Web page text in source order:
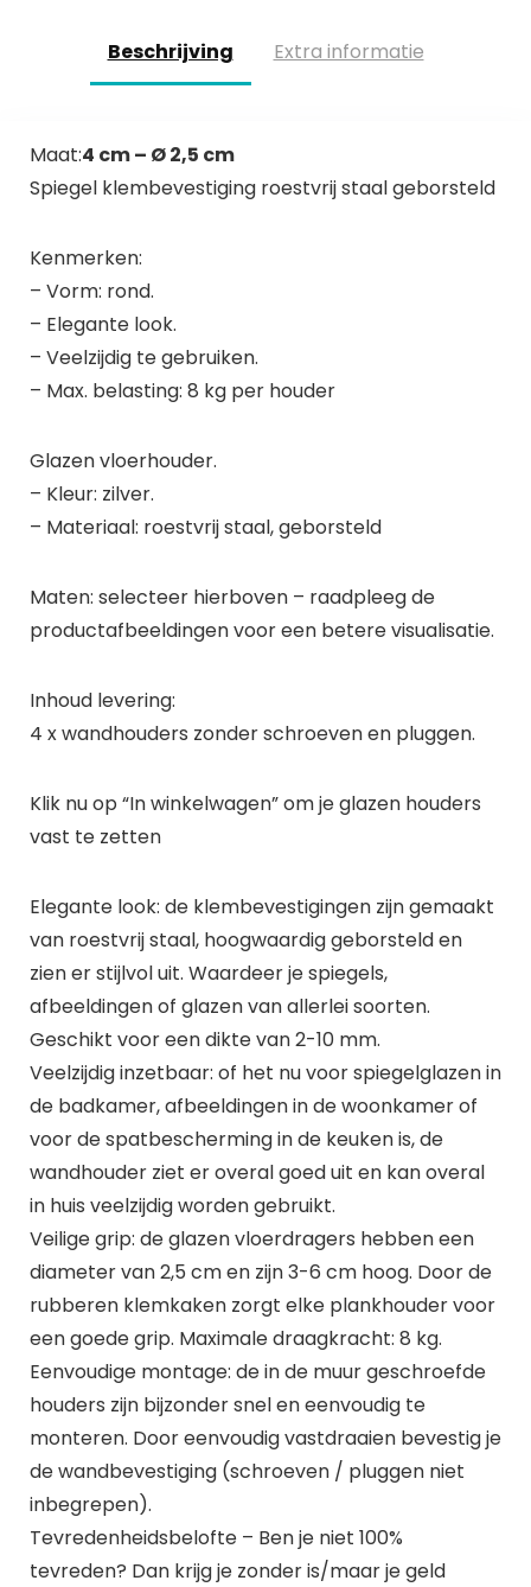
Beschrijving Extra informatie
Maat:4 cm – Ø 2,5 cm
Spiegel klembevestiging roestvrij staal geborsteld
Kenmerken:
– Vorm: rond.
– Elegante look.
– Veelzijdig te gebruiken.
– Max. belasting: 8 kg per houder
Glazen vloerhouder.
– Kleur: zilver.
– Materiaal: roestvrij staal, geborsteld
Maten: selecteer hierboven – raadpleeg de
productafbeeldingen voor een betere visualisatie.
Inhoud levering:
4 x wandhouders zonder schroeven en pluggen.
Klik nu op “In winkelwagen” om je glazen houders
vast te zetten
Elegante look: de klembevestigingen zijn gemaakt
van roestvrij staal, hoogwaardig geborsteld en
zien er stijlvol uit. Waardeer je spiegels,
afbeeldingen of glazen van allerlei soorten.
Geschikt voor een dikte van 2-10 mm.
Veelzijdig inzetbaar: of het nu voor spiegelglazen in
de badkamer, afbeeldingen in de woonkamer of
voor de spatbescherming in de keuken is, de
wandhouder ziet er overal goed uit en kan overal
in huis veelzijdig worden gebruikt.
Veilige grip: de glazen vloerdragers hebben een
diameter van 2,5 cm en zijn 3-6 cm hoog. Door de
rubberen klemkaken zorgt elke plankhouder voor
een goede grip. Maximale draagkracht: 8 kg.
Eenvoudige montage: de in de muur geschroefde
houders zijn bijzonder snel en eenvoudig te
monteren. Door eenvoudig vastdraaien bevestig je
de wandbevestiging (schroeven / pluggen niet
inbegrepen).
Tevredenheidsbelofte – Ben je niet 100%
tevreden? Dan krijg je zonder is/maar je geld